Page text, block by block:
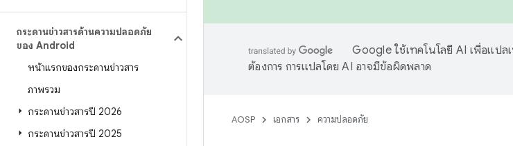
กระดานข่าวสารด้านความปลอดภัย
ของ Android
หน้าแรกของกระดานข่าวสาร
ภาพรวม
กระดานข่าวสารปี 2026
กระดานข่าวสารปี 2025
Google ใช้เทคโนโลยี AI เพื่อแป
ต้องการ การแปลโดย AI อาจมีข้อผิดพลาด
AOSP เอกสาร ความปลอดภัย